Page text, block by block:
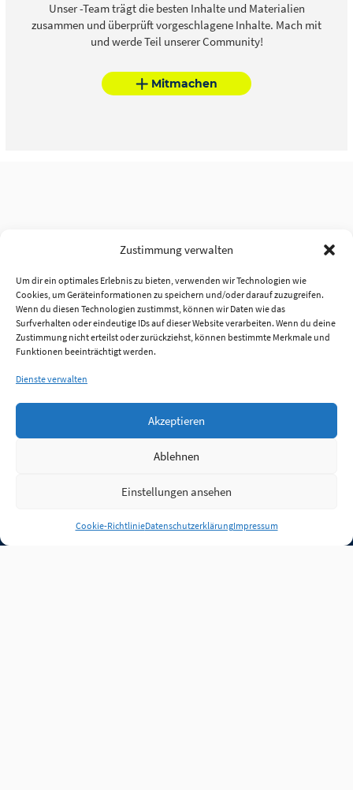
Zustimmung verwalten
Um dir ein optimales Erlebnis zu bieten, verwenden wir Technologien wie
Cookies, um Geräteinformationen zu speichern und/oder darauf zuzugreifen.
Wenn du diesen Technologien zustimmst, können wir Daten wie das
Surfverhalten oder eindeutige IDs auf dieser Website verarbeiten. Wenn du deine
Zustimmung nicht erteilst oder zurückziehst, können bestimmte Merkmale und
Funktionen beeinträchtigt werden.
Dienste verwalten
Akzeptieren
Ablehnen
Einstellungen ansehen
Cookie-RichtlinieDatenschutzerklärungImpressum
Unser -Team trägt die besten Inhalte und Materialien
zusammen und überprüft vorgeschlagene Inhalte. Mach mit
und werde Teil unserer Community!
Mitmachen
Anmelden
Jobs Partner FAQ Quellen